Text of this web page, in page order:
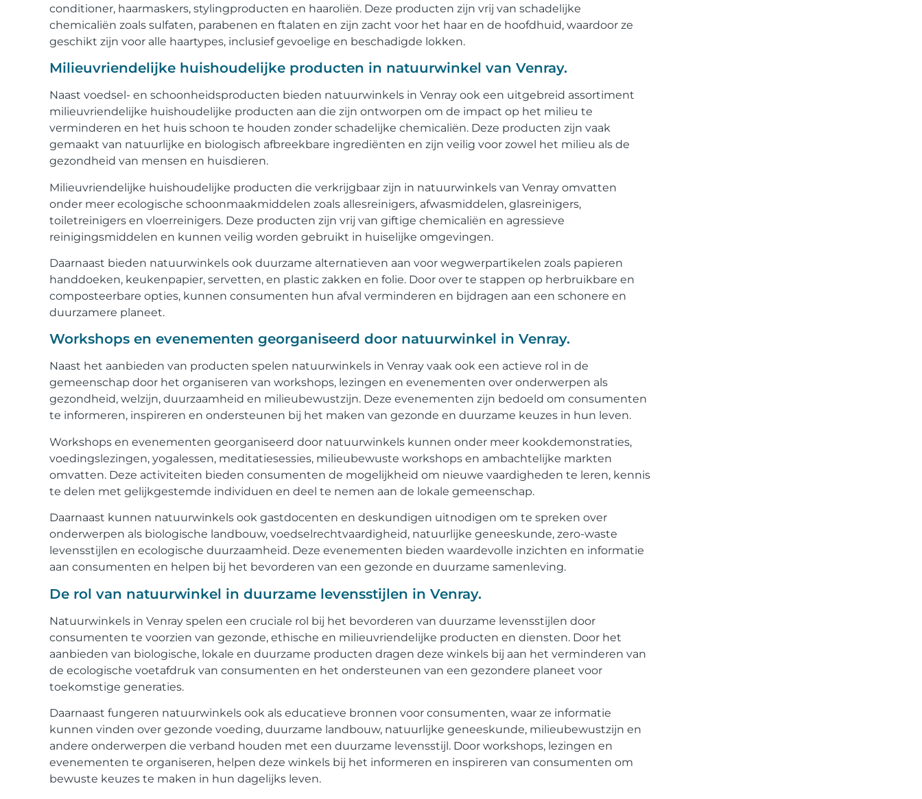
conditioner, haarmaskers, stylingproducten en haaroliën. Deze producten zijn vrij van schadelijke
chemicaliën zoals sulfaten, parabenen en ftalaten en zijn zacht voor het haar en de hoofdhuid, waardoor ze
geschikt zijn voor alle haartypes, inclusief gevoelige en beschadigde lokken.
Milieuvriendelijke huishoudelijke producten in natuurwinkel van Venray.
Naast voedsel- en schoonheidsproducten bieden natuurwinkels in Venray ook een uitgebreid assortiment
milieuvriendelijke huishoudelijke producten aan die zijn ontworpen om de impact op het milieu te
verminderen en het huis schoon te houden zonder schadelijke chemicaliën. Deze producten zijn vaak
gemaakt van natuurlijke en biologisch afbreekbare ingrediënten en zijn veilig voor zowel het milieu als de
gezondheid van mensen en huisdieren.
Milieuvriendelijke huishoudelijke producten die verkrijgbaar zijn in natuurwinkels van Venray omvatten
onder meer ecologische schoonmaakmiddelen zoals allesreinigers, afwasmiddelen, glasreinigers,
toiletreinigers en vloerreinigers. Deze producten zijn vrij van giftige chemicaliën en agressieve
reinigingsmiddelen en kunnen veilig worden gebruikt in huiselijke omgevingen.
Daarnaast bieden natuurwinkels ook duurzame alternatieven aan voor wegwerpartikelen zoals papieren
handdoeken, keukenpapier, servetten, en plastic zakken en folie. Door over te stappen op herbruikbare en
composteerbare opties, kunnen consumenten hun afval verminderen en bijdragen aan een schonere en
duurzamere planeet.
Workshops en evenementen georganiseerd door natuurwinkel in Venray.
Naast het aanbieden van producten spelen natuurwinkels in Venray vaak ook een actieve rol in de
gemeenschap door het organiseren van workshops, lezingen en evenementen over onderwerpen als
gezondheid, welzijn, duurzaamheid en milieubewustzijn. Deze evenementen zijn bedoeld om consumenten
te informeren, inspireren en ondersteunen bij het maken van gezonde en duurzame keuzes in hun leven.
Workshops en evenementen georganiseerd door natuurwinkels kunnen onder meer kookdemonstraties,
voedingslezingen, yogalessen, meditatiesessies, milieubewuste workshops en ambachtelijke markten
omvatten. Deze activiteiten bieden consumenten de mogelijkheid om nieuwe vaardigheden te leren, kennis
te delen met gelijkgestemde individuen en deel te nemen aan de lokale gemeenschap.
Daarnaast kunnen natuurwinkels ook gastdocenten en deskundigen uitnodigen om te spreken over
onderwerpen als biologische landbouw, voedselrechtvaardigheid, natuurlijke geneeskunde, zero-waste
levensstijlen en ecologische duurzaamheid. Deze evenementen bieden waardevolle inzichten en informatie
aan consumenten en helpen bij het bevorderen van een gezonde en duurzame samenleving.
De rol van natuurwinkel in duurzame levensstijlen in Venray.
Natuurwinkels in Venray spelen een cruciale rol bij het bevorderen van duurzame levensstijlen door
consumenten te voorzien van gezonde, ethische en milieuvriendelijke producten en diensten. Door het
aanbieden van biologische, lokale en duurzame producten dragen deze winkels bij aan het verminderen van
de ecologische voetafdruk van consumenten en het ondersteunen van een gezondere planeet voor
toekomstige generaties.
Daarnaast fungeren natuurwinkels ook als educatieve bronnen voor consumenten, waar ze informatie
kunnen vinden over gezonde voeding, duurzame landbouw, natuurlijke geneeskunde, milieubewustzijn en
andere onderwerpen die verband houden met een duurzame levensstijl. Door workshops, lezingen en
evenementen te organiseren, helpen deze winkels bij het informeren en inspireren van consumenten om
bewuste keuzes te maken in hun dagelijks leven.